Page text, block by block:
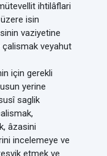
ihtilâflari
isin
vaziyetine
veyahut
için gerekli
yerine
saglik
âzasini
incelemeye ve
etmek ve